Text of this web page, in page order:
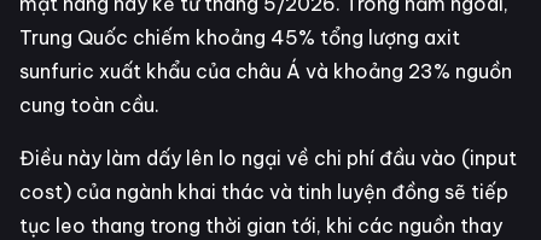
Trung Quốc chiếm khoảng 45% tổng lượng axit
sunfuric xuất khẩu của châu Á và khoảng 23% nguồn
cung toàn cầu.
Điều này làm dấy lên lo ngại về chi phí đầu vào (input
cost) của ngành khai thác và tinh luyện đồng sẽ tiếp
tục leo thang trong thời gian tới, khi các nguồn thay